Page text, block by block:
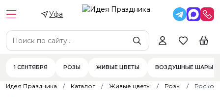
Уфа
1 СЕНТЯБРЯ РОЗЫ ЖИВЫЕ ЦВЕТЫ ВОЗДУШНЫЕ ШАРЫ
Идея Праздника Каталог Живые цветы Розы